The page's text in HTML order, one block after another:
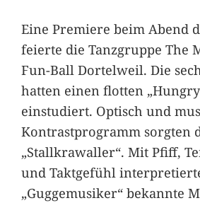
Eine Premiere beim Abend
feierte die Tanzgruppe The
Fun-Ball Dortelweil. Die
hatten einen flotten
einstudiert. Optisch und
Kontrastprogramm sorgten
„Stallkrawaller“. Mit Pfiff,
und Taktgefühl
„Guggemusiker“ bekannte